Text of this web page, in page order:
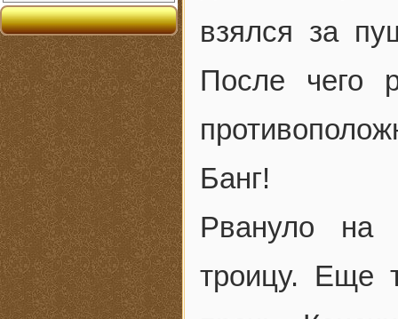
взялся за
После чего
Банг!
Рвануло на
троицу. Еще